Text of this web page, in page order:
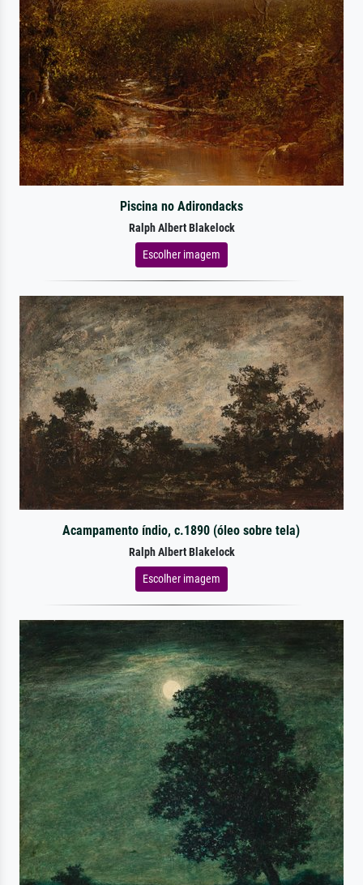
Piscina no Adirondacks
Ralph Albert Blakelock
Escolher imagem
Acampamento índio, c.1890 (óleo sobre tela)
Ralph Albert Blakelock
Escolher imagem